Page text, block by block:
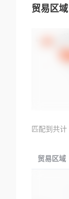
贸易区域
匹配到共计
贸易区域